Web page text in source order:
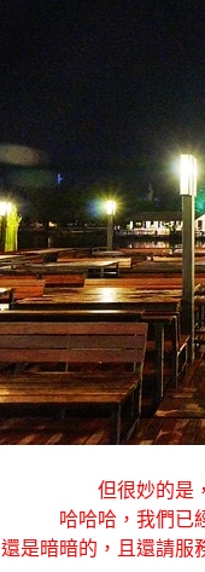
但很妙的是
哈哈哈，我們已
還是暗暗的，且還請服